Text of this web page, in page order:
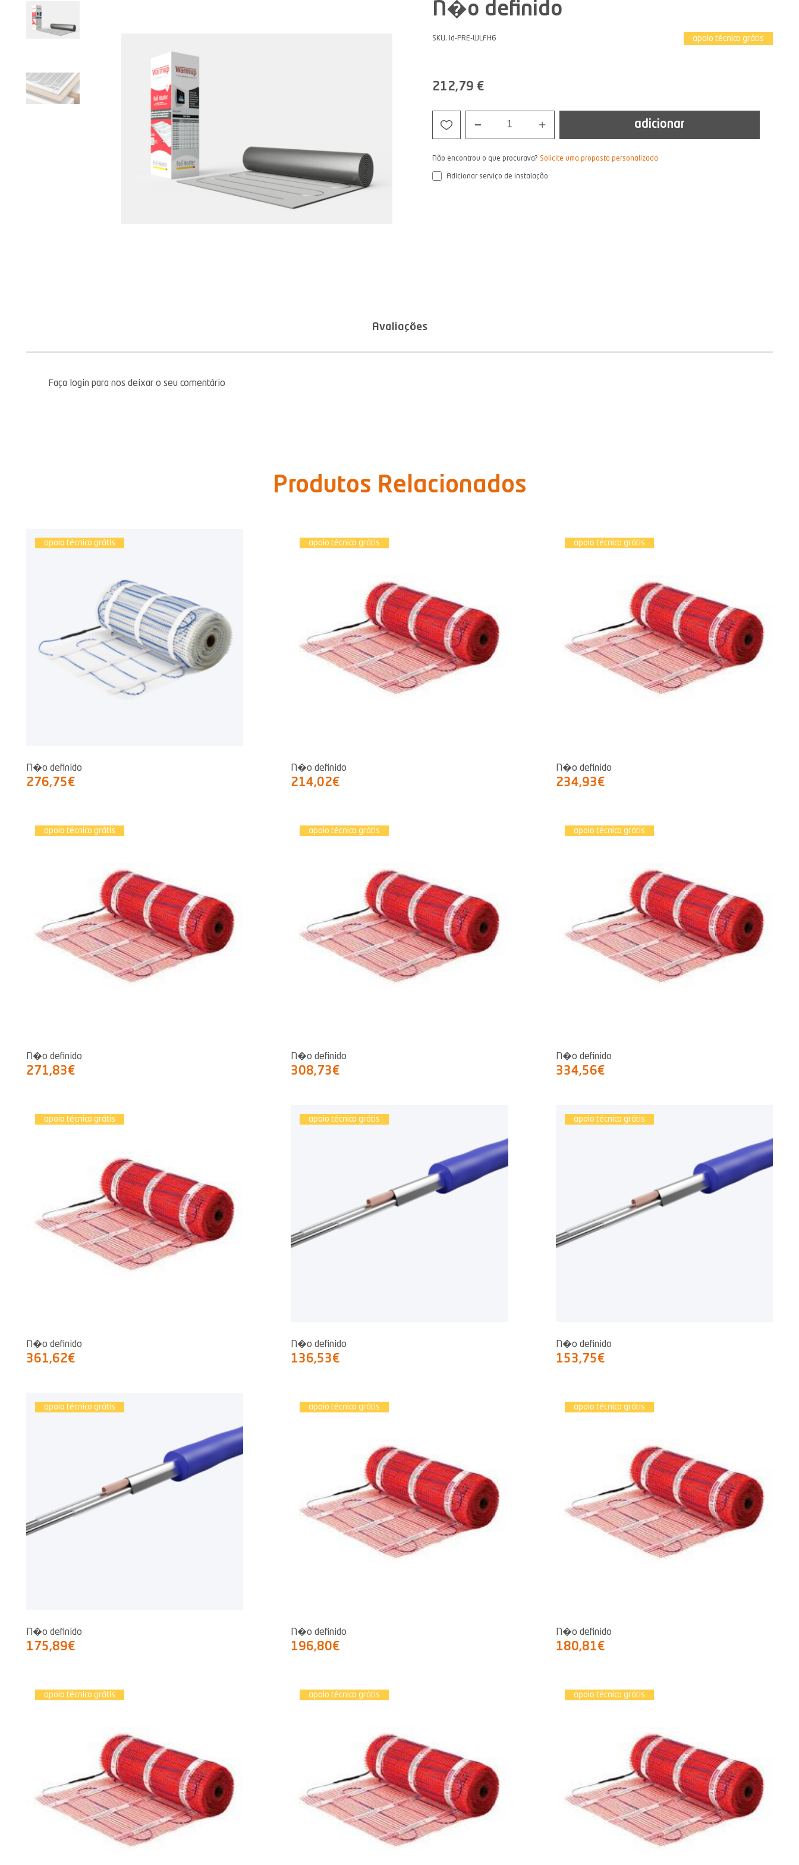
N�o definido
SKU. Id-PRE-WLFH6 apoio técnico grátis
212,79 €
1 adicionar
Não encontrou o que procurava? Solicite uma proposta personalizada
Adicionar serviço de instalação
Avaliações
Faça login para nos deixar o seu comentário
Produtos Relacionados
apoio técnico grátis
N�o definido
276,75€
apoio técnico grátis
N�o definido
214,02€
apoio técnico grátis
N�o definido
234,93€
apoio técnico grátis
N�o definido
271,83€
apoio técnico grátis
N�o definido
308,73€
apoio técnico grátis
N�o definido
334,56€
apoio técnico grátis
N�o definido
361,62€
apoio técnico grátis
N�o definido
136,53€
apoio técnico grátis
N�o definido
153,75€
apoio técnico grátis
N�o definido
175,89€
apoio técnico grátis
N�o definido
196,80€
apoio técnico grátis
N�o definido
180,81€
apoio técnico grátis apoio técnico grátis apoio técnico grátis